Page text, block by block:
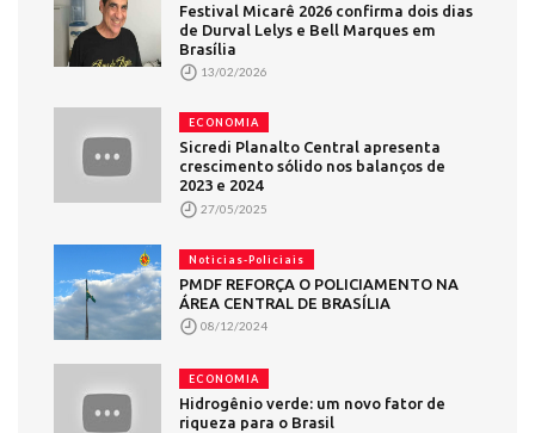
Festival Micarê 2026 confirma dois dias
de Durval Lelys e Bell Marques em
Brasília
13/02/2026
ECONOMIA
Sicredi Planalto Central apresenta
crescimento sólido nos balanços de
2023 e 2024
27/05/2025
Noticias-Policiais
PMDF REFORÇA O POLICIAMENTO NA
ÁREA CENTRAL DE BRASÍLIA
08/12/2024
ECONOMIA
Hidrogênio verde: um novo fator de
riqueza para o Brasil